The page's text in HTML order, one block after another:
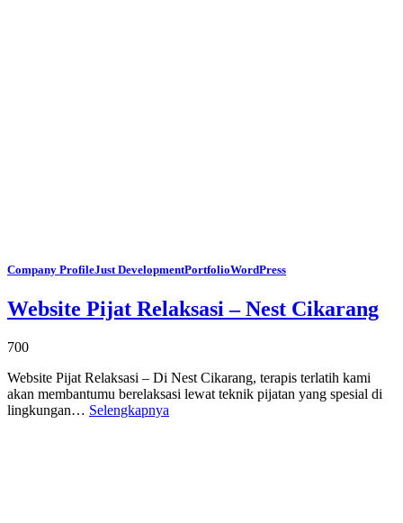
Company ProfileJust DevelopmentPortfolioWordPress
Website Pijat Relaksasi – Nest Cikarang
700
Website Pijat Relaksasi – Di Nest Cikarang, terapis terlatih kami
akan membantumu berelaksasi lewat teknik pijatan yang spesial di
lingkungan… Selengkapnya